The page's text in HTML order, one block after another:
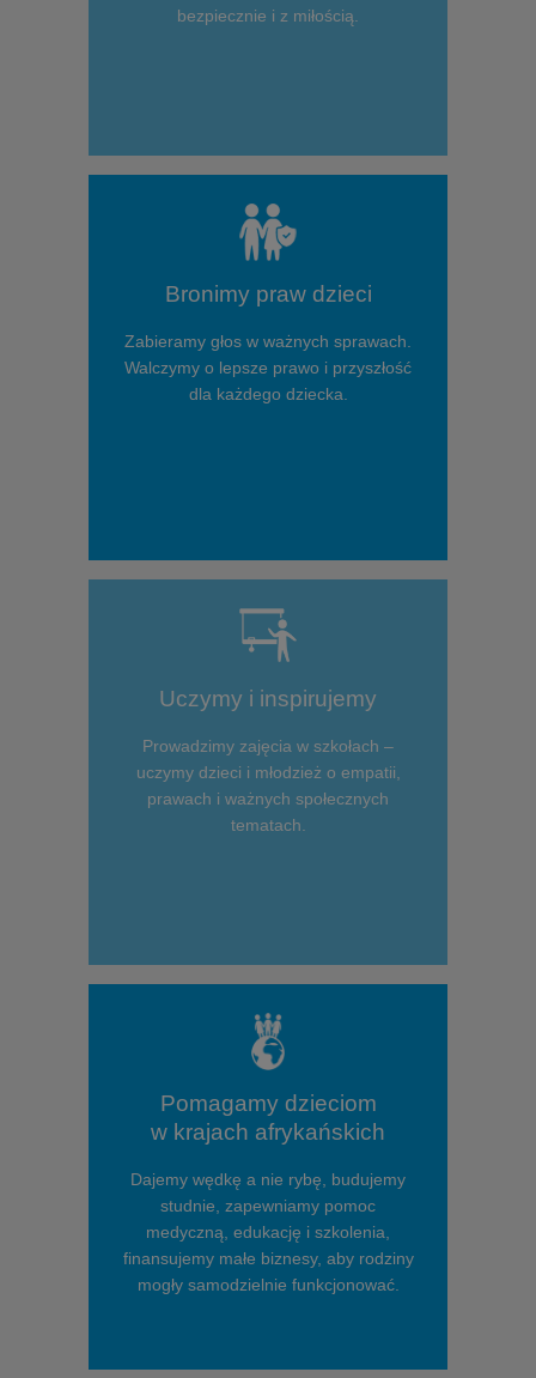
bezpiecznie i z miłością.
Bronimy praw dzieci
Zabieramy głos w ważnych sprawach.
Walczymy o lepsze prawo i przyszłość
dla każdego dziecka.
Uczymy i inspirujemy
Prowadzimy zajęcia w szkołach –
uczymy dzieci i młodzież o empatii,
prawach i ważnych społecznych
tematach.
Pomagamy dzieciom
w krajach afrykańskich
Dajemy wędkę a nie rybę, budujemy
studnie, zapewniamy pomoc
medyczną, edukację i szkolenia,
finansujemy małe biznesy, aby rodziny
mogły samodzielnie funkcjonować.